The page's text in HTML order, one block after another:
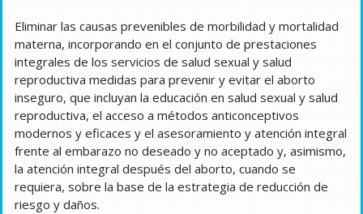
Eliminar las causas prevenibles de morbilidad y mortalidad
materna, incorporando en el conjunto de prestaciones
integrales de los servicios de salud sexual y salud
reproductiva medidas para prevenir y evitar el aborto
inseguro, que incluyan la educación en salud sexual y salud
reproductiva, el acceso a métodos anticonceptivos
modernos y eficaces y el asesoramiento y atención integral
frente al embarazo no deseado y no aceptado y, asimismo,
la atención integral después del aborto, cuando se
requiera, sobre la base de la estrategia de reducción de
riesgo y daños.